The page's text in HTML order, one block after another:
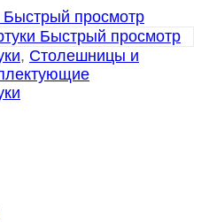
Быстрый просмотр
Быстрый просмотр
, Столешницы и